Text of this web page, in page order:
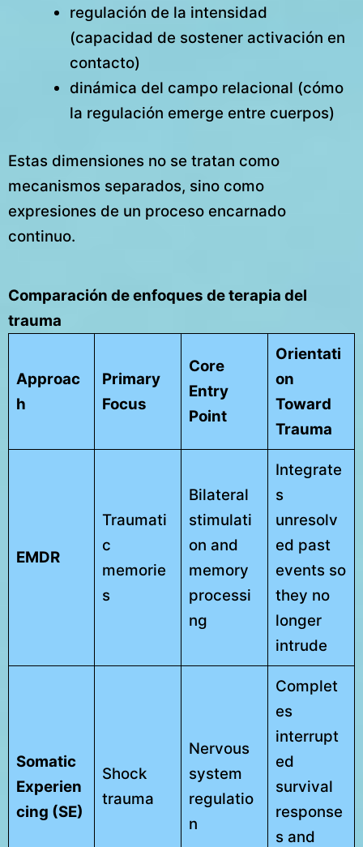
regulación de la intensidad
(capacidad de sostener activación en
contacto)
dinámica del campo relacional (cómo
la regulación emerge entre cuerpos)
Estas dimensiones no se tratan como
mecanismos separados, sino como
expresiones de un proceso encarnado
continuo.
Comparación de enfoques de terapia del
trauma
Approac
h
Primary
Focus
Core
Entry
Point
Orientati
on
Toward
Trauma
EMDR
Traumati
c
memorie
s
Bilateral
stimulati
on and
memory
processi
ng
Integrate
s
unresolv
ed past
events so
they no
longer
intrude
Somatic
Experien
cing (SE)
Shock
trauma
Nervous
system
regulatio
n
Complet
es
interrupt
ed
survival
response
s and